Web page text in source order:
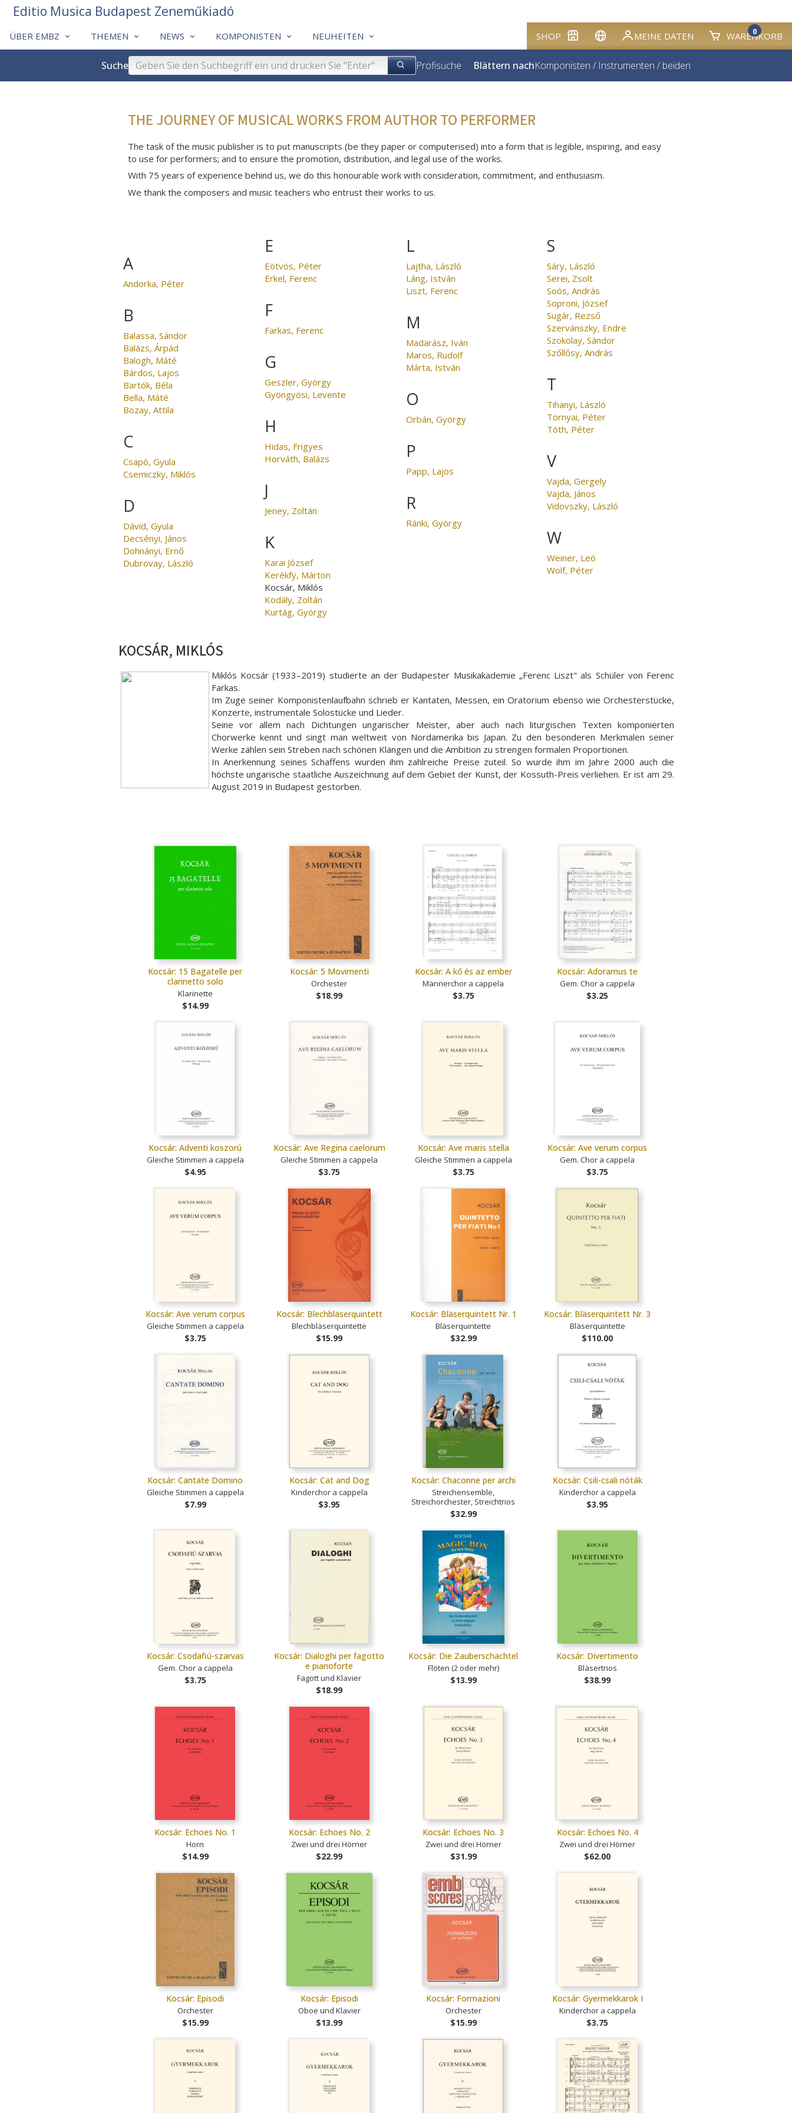
SHOP MEINE DATEN WARENKORB
0
ÜBER EMBZ THEMEN NEWS KOMPONISTEN NEUHEITEN
Editio Musica Budapest Zeneműkiadó
Suche Profisuche Blättern nachKomponisten / Instrumenten / beiden
THE JOURNEY OF MUSICAL WORKS FROM AUTHOR TO PERFORMER
The task of the music publisher is to put manuscripts (be they paper or computerised) into a form that is legible, inspiring, and easy
to use for performers; and to ensure the promotion, distribution, and legal use of the works.
With 75 years of experience behind us, we do this honourable work with consideration, commitment, and enthusiasm.
We thank the composers and music teachers who entrust their works to us.
A
Andorka, Péter
B
Balassa, Sándor
Balázs, Árpád
Balogh, Máté
Bárdos, Lajos
Bartók, Béla
Bella, Máté
Bozay, Attila
C
Csapó, Gyula
Csemiczky, Miklós
D
Dávid, Gyula
Decsényi, János
Dohnányi, Ernő
Dubrovay, László
E
Eötvös, Péter
Erkel, Ferenc
F
Farkas, Ferenc
G
Geszler, György
Gyöngyösi, Levente
H
Hidas, Frigyes
Horváth, Balázs
J
Jeney, Zoltán
K
Karai József
Kerékfy, Márton
Kocsár, Miklós
Kodály, Zoltán
Kurtág, György
L
Lajtha, László
Láng, István
Liszt, Ferenc
M
Madarász, Iván
Maros, Rudolf
Márta, István
O
Orbán, György
P
Papp, Lajos
R
Ránki, György
S
Sáry, László
Serei, Zsolt
Soós, András
Soproni, József
Sugár, Rezső
Szervánszky, Endre
Szokolay, Sándor
Szőllősy, András
T
Tihanyi, László
Tornyai, Péter
Tóth, Péter
V
Vajda, Gergely
Vajda, János
Vidovszky, László
W
Weiner, Leó
Wolf, Péter
KOCSÁR, MIKLÓS
Miklós Kocsár (1933–2019) studierte an der Budapester Musikakademie „Ferenc Liszt" als Schüler von Ferenc
Farkas.
Im Zuge seiner Komponistenlaufbahn schrieb er Kantaten, Messen, ein Oratorium ebenso wie Orchesterstücke,
Konzerte, instrumentale Solostücke und Lieder.
Seine vor allem nach Dichtungen ungarischer Meister, aber auch nach liturgischen Texten komponierten
Chorwerke kennt und singt man weltweit von Nordamerika bis Japan. Zu den besonderen Merkmalen seiner
Werke zählen sein Streben nach schönen Klängen und die Ambition zu strengen formalen Proportionen.
In Anerkennung seines Schaffens wurden ihm zahlreiche Preise zuteil. So wurde ihm im Jahre 2000 auch die
höchste ungarische staatliche Auszeichnung auf dem Gebiet der Kunst, der Kossuth-Preis verliehen. Er ist am 29.
August 2019 in Budapest gestorben.
Kocsár: 15 Bagatelle per
clarinetto solo
Klarinette
$14.99
Kocsár: 5 Movimenti
Orchester
$18.99
Kocsár: A kő és az ember
Männerchor a cappela
$3.75
Kocsár: Adoramus te
Gem. Chor a cappela
$3.25
Kocsár: Adventi koszorú
Gleiche Stimmen a cappela
$4.95
Kocsár: Ave Regina caelorum
Gleiche Stimmen a cappela
$3.75
Kocsár: Ave maris stella
Gleiche Stimmen a cappela
$3.75
Kocsár: Ave verum corpus
Gem. Chor a cappela
$3.75
Kocsár: Ave verum corpus
Gleiche Stimmen a cappela
$3.75
Kocsár: Blechbläserquintett
Blechbläserquintette
$15.99
Kocsár: Bläserquintett Nr. 1
Bläserquintette
$32.99
Kocsár: Bläserquintett Nr. 3
Bläserquintette
$110.00
Kocsár: Cantate Domino
Gleiche Stimmen a cappela
$7.99
Kocsár: Cat and Dog
Kinderchor a cappela
$3.95
Kocsár: Chaconne per archi
Streichensemble,
Streichorchester, Streichtrios
$32.99
Kocsár: Csili-csali nóták
Kinderchor a cappela
$3.95
Kocsár: Csodafiú-szarvas
Gem. Chor a cappela
$3.75
Kocsár: Dialoghi per fagotto
e pianoforte
Fagott und Klavier
$18.99
Kocsár: Die Zauberschachtel
Flöten (2 oder mehr)
$13.99
Kocsár: Divertimento
Bläsertrios
$38.99
Kocsár: Echoes No. 1
Horn
$14.99
Kocsár: Echoes No. 2
Zwei und drei Hörner
$22.99
Kocsár: Echoes No. 3
Zwei und drei Hörner
$31.99
Kocsár: Echoes No. 4
Zwei und drei Hörner
$62.00
Kocsár: Episodi
Orchester
$15.99
Kocsár: Episodi
Oboe und Klavier
$13.99
Kocsár: Formazioni
Orchester
$15.99
Kocsár: Gyermekkarok I
Kinderchor a cappela
$3.75